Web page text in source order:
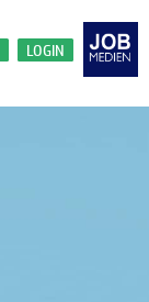
LOGIN